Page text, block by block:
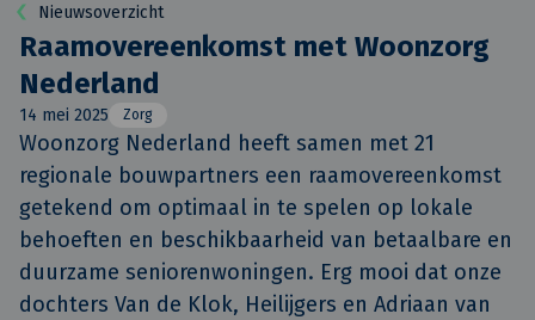
Nieuwsoverzicht
Raamovereenkomst met Woonzorg
Nederland
14 mei 2025 Zorg
Woonzorg Nederland heeft samen met 21
regionale bouwpartners een raamovereenkomst
getekend om optimaal in te spelen op lokale
behoeften en beschikbaarheid van betaalbare en
duurzame seniorenwoningen. Erg mooi dat onze
dochters Van de Klok, Heilijgers en Adriaan van